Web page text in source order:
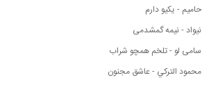
حامیم - یکیو دارم
نیواد - نیمه گمشدمی
سامی لو - تلخم همچو شراب
محمود التركي - عاشق مجنون